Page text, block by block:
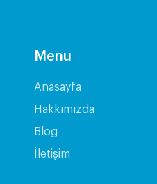
Menu
Anasayfa
Hakkımızda
Blog
İletişim